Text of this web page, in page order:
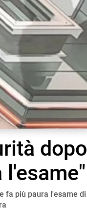
dopo
l'esame"
fa più paura l'esame di